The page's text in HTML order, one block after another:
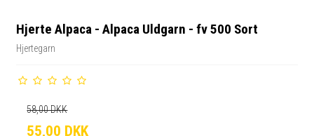
Hjerte Alpaca - Alpaca Uldgarn - fv 500 Sort
Hjertegarn
58,00 DKK
55,00 DKK